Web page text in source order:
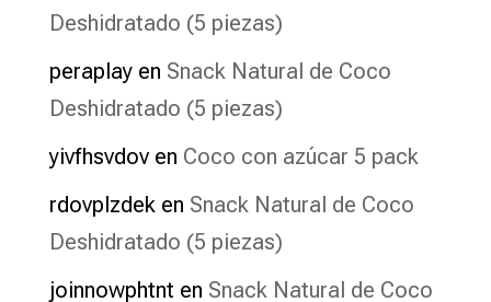
Deshidratado (5 piezas)
peraplayen Snack Natural de Coco
Deshidratado (5 piezas)
yivfhsvdoven Coco con azúcar 5 pack
rdovplzdeken Snack Natural de Coco
Deshidratado (5 piezas)
joinnowphtnt en Snack Natural de Coco